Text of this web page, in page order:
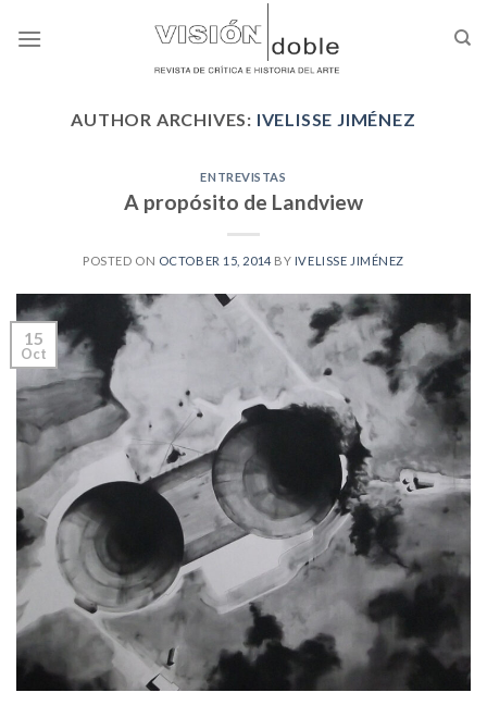
AUTHOR ARCHIVES: IVELISSE JIMÉNEZ
ENTREVISTAS
A propósito de Landview
POSTED ON OCTOBER 15, 2014 BY IVELISSE JIMÉNEZ
15
Oct